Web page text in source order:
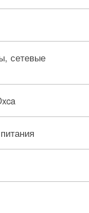
сетевые